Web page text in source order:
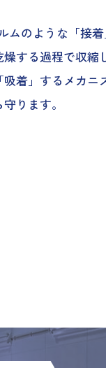
ムのような「接着
する過程で収縮
着」するメカニ
ります。